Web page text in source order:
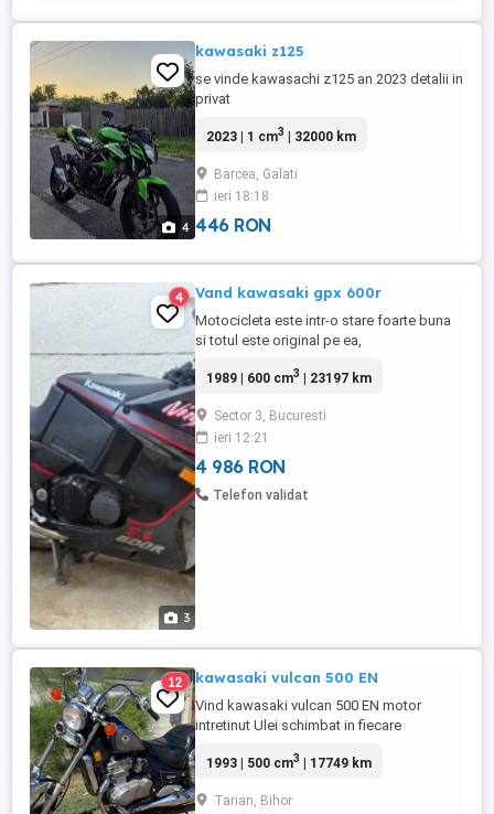
4
kawasaki z125
se vinde kawasachi z125 an 2023 detalii in
privat
2023 | 1 cm3 | 32000 km
Barcea, Galati
ieri 18:18
446 RON
3
4 Vand kawasaki gpx 600r
Motocicleta este intr-o stare foarte buna
si totul este original pe ea,
1989 | 600 cm3 | 23197 km
Sector 3, Bucuresti
ieri 12:21
4 986 RON
Telefon validat
12 kawasaki vulcan 500 EN
Vind kawasaki vulcan 500 EN motor
intretinut Ulei schimbat in fiecare
Carburator renoit Filtru de aer nou Pret in
vreau sa vind la cineva care o sa aiba grij
1993 | 500 cm3 | 17749 km
Tarian, Bihor